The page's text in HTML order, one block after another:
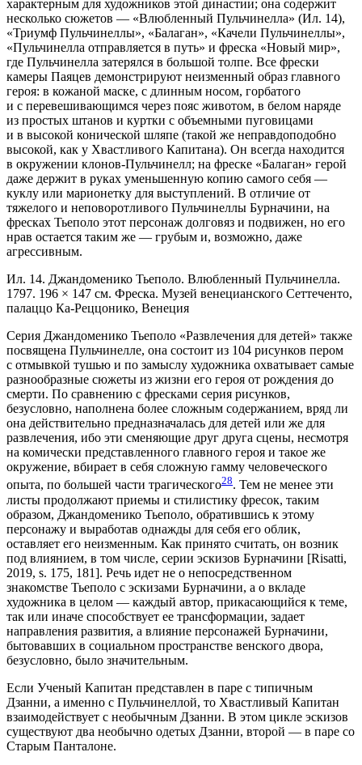
характерным для художников этой династии; она содержит
несколько сюжетов — «Влюбленный Пульчинелла» (Ил. 14),
«Триумф Пульчинеллы», «Балаган», «Качели Пульчинеллы»,
«Пульчинелла отправляется в путь» и фреска «Новый мир»,
где Пульчинелла затерялся в большой толпе. Все фрески
камеры Паяцев демонстрируют неизменный образ главного
героя: в кожаной маске, с длинным носом, горбатого
и с перевешивающимся через пояс животом, в белом наряде
из простых штанов и куртки с объемными пуговицами
и в высокой конической шляпе (такой же неправдоподобно
высокой, как у Хвастливого Капитана). Он всегда находится
в окружении клонов-Пульчинелл; на фреске «Балаган» герой
даже держит в руках уменьшенную копию самого себя —
куклу или марионетку для выступ­лений. В отличие от
тяжелого и неповоротливого Пульчинеллы Бурначини, на
фресках Тьеполо этот персонаж долговяз и подвижен, но его
нрав остается таким же — грубым и, возможно, даже
агрессивным.
Ил. 14. Джандоменико Тьеполо. Влюбленный Пульчинелла.
1797. 196 × 147 см. Фреска. Музей венецианского Сеттеченто,
палаццо Ка-Реццонико, Венеция
Серия Джандоменико Тьеполо «Развлечения для детей» также
посвящена Пульчинелле, она состоит из 104 рисунков пером
с отмывкой тушью и по замыслу художника охватывает самые
разнообразные сюжеты из жизни его героя от рождения до
смерти. По сравнению с фресками серия рисунков,
безусловно, наполнена более сложным содержанием, вряд ли
она действительно предназначалась для детей или же для
развлечения, ибо эти сменяющие друг друга сцены, несмотря
на комически представленного главного героя и такое же
окружение, вбирает в себя сложную гамму человеческого
опыта, по большей части трагического28. Тем не менее эти
листы продолжают приемы и стилистику фресок, таким
образом, Джандоменико Тьеполо, обратившись к этому
персонажу и выработав однажды для себя его облик,
оставляет его неизменным. Как принято считать, он возник
под влиянием, в том числе, серии эскизов Бурначини [Risatti,
2019, s. 175, 181]. Речь идет не о непосредственном
знакомстве Тьеполо с эскизами Бурначини, а о вкладе
художника в целом — каждый автор, прикасающийся к теме,
так или иначе способствует ее трансформации, задает
направления развития, а влияние персонажей Бурначини,
бытовавших в социальном пространстве венского двора,
безусловно, было значительным.
Если Ученый Капитан представлен в паре с типичным
Дзанни, а именно с Пульчинеллой, то Хвастливый Капитан
взаимодействует с необычным Дзанни. В этом цикле эскизов
существуют два необычно одетых Дзанни, второй — в паре со
Старым Панталоне.